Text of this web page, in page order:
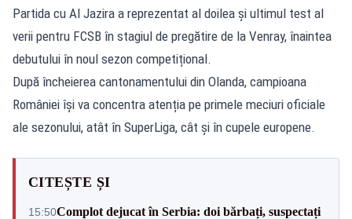
Partida cu Al Jazira a reprezentat al doilea și ultimul test al
verii pentru FCSB în stagiul de pregătire de la Venray, înaintea
debutului în noul sezon competițional.
După încheierea cantonamentului din Olanda, campioana
României își va concentra atenția pe primele meciuri oficiale
ale sezonului, atât în SuperLiga, cât și în cupele europene.
CITEȘTE ȘI
15:50Complot dejucat în Serbia: doi bărbați, suspectați